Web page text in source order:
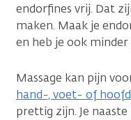
endorfines vrij. Dat
maken. Maak je
en heb je ook minder
Massage kan pijn
hand-, voet- of
prettig zijn. Je naaste